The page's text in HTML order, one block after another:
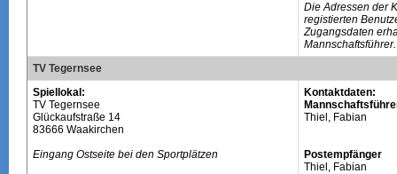
Die Adressen der
registierten
Zugangsdaten
Mannschaftsführer.
TV Tegernsee
Spiellokal:
TV Tegernsee
Glückaufstraße 14
83666 Waakirchen
Eingang Ostseite bei den Sportplätzen
Kontaktdaten:
Thiel, Fabian
Postempfänger
Thiel, Fabian